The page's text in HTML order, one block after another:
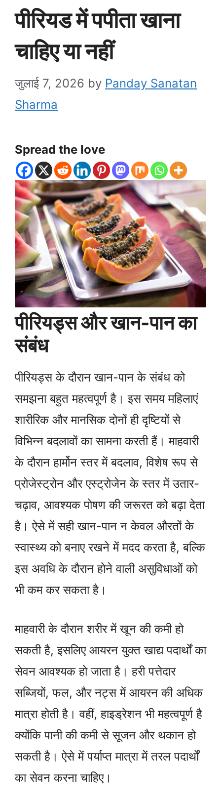
पीरियड में पपीता खाना
चाहिए या नहीं
जुलाई 7, 2026 by Panday Sanatan
Sharma
Spread the love
पीरियड्स और खान-पान का
संबंध
पीरियड्स के दौरान खान-पान के संबंध को
समझना बहुत महत्वपूर्ण है। इस समय महिलाएं
शारीरिक और मानसिक दोनों ही दृष्टियों से
विभिन्न बदलावों का सामना करती हैं। माहवारी
के दौरान हार्मोन स्तर में बदलाव, विशेष रूप से
प्रोजेस्ट्रोन और एस्ट्रोजेन के स्तर में उतार-
चढ़ाव, आवश्यक पोषण की जरूरत को बढ़ा देता
है। ऐसे में सही खान-पान न केवल औरतों के
स्वास्थ्य को बनाए रखने में मदद करता है, बल्कि
इस अवधि के दौरान होने वाली असुविधाओं को
भी कम कर सकता है।
माहवारी के दौरान शरीर में खून की कमी हो
सकती है, इसलिए आयरन युक्त खाद्य पदार्थों का
सेवन आवश्यक हो जाता है। हरी पत्तेदार
सब्जियों, फल, और नट्स में आयरन की अधिक
मात्रा होती है। वहीं, हाइड्रेशन भी महत्वपूर्ण है
क्योंकि पानी की कमी से सूजन और थकान हो
सकती है। ऐसे में पर्याप्त मात्रा में तरल पदार्थों
का सेवन करना चाहिए।